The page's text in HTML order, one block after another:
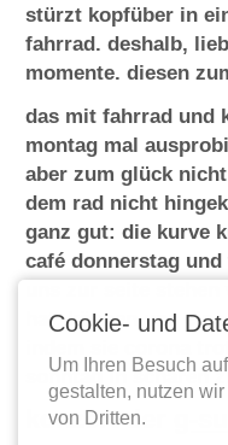
stürzt kopfüber in
fahrrad. deshalb,
momente. diesen
das mit fahrrad und
montag mal
aber zum glück
dem rad nicht
ganz gut: die kurve
café donnerstag
hat, können uns
sonntag in scharen
konzert der
Cookie- und
Um Ihren Besuch
gestalten, nutzen
von Dritten.